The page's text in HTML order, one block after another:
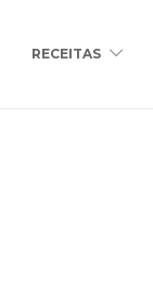
RECEITAS